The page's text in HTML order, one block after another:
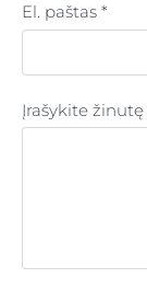
El. paštas *
Įrašykite žinutę